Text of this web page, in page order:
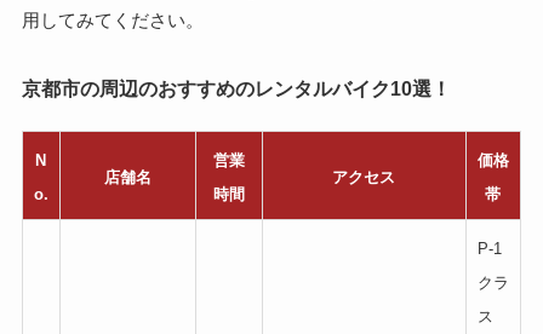
用してみてください。
京都市の周辺のおすすめのレンタルバイク10選！
N
o.
店舗名
営業
時間
アクセス
価格
帯
P-1
クラ
ス